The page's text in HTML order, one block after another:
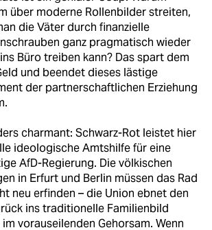
über moderne Rollenbilder streiten,
die Väter durch finanzielle
ganz pragmatisch wieder
Büro treiben kann? Das spart dem
und beendet dieses lästige
der partnerschaftlichen Erziehung
charmant: Schwarz-Rot leistet hier
ideologische Amtshilfe für eine
AfD-Regierung. Die völkischen
in Erfurt und Berlin müssen das Rad
neu erfinden – die Union ebnet den
ins traditionelle Familienbild
vorauseilenden Gehorsam. Wenn